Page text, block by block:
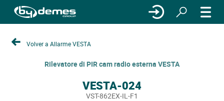
Volver a Allarme VESTA
Rilevatore di PIR cam radio esterna VESTA
VESTA-024
VST-862EX-IL-F1